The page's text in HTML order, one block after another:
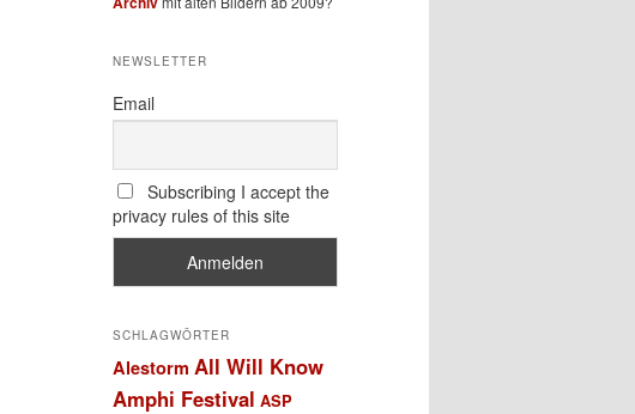
NEWSLETTER
Email
Subscribing I accept the
privacy rules of this site
SCHLAGWÖRTER
Alestorm All Will Know
Amphi Festival ASP